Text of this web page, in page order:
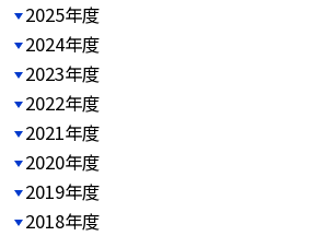
2025年度
2024年度
2023年度
2022年度
2021年度
2020年度
2019年度
2018年度